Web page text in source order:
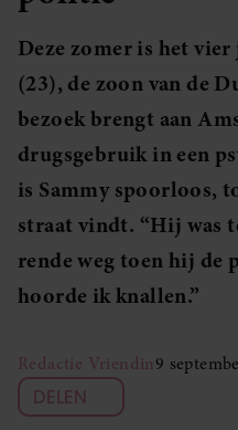
Deze zomer is het
(23), de zoon van de
bezoek brengt aan
drugsgebruik in een
is Sammy spoorloos,
straat vindt. “Hij was
rende weg toen hij de
hoorde ik knallen.”
Redactie Vriendin9
DELEN